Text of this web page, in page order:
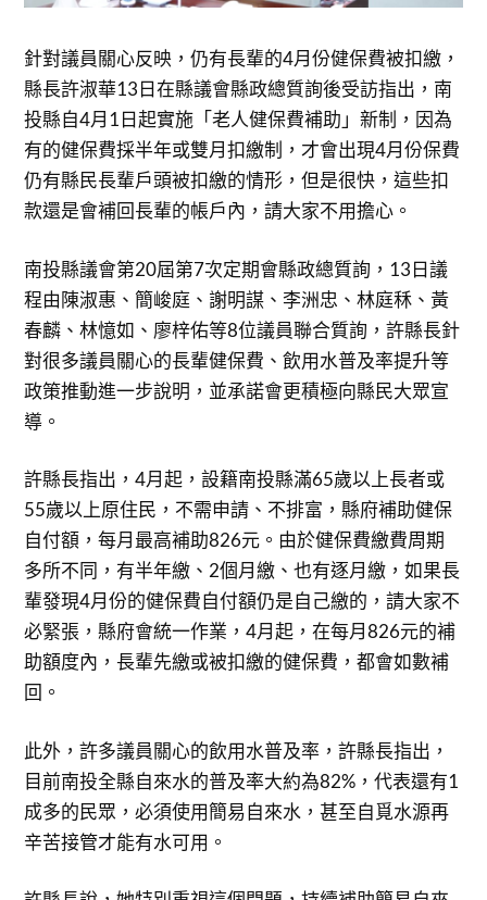
針對議員關心反映，仍有長輩的4月份健保費被扣繳，
縣長許淑華13日在縣議會縣政總質詢後受訪指出，南
投縣自4月1日起實施「老人健保費補助」新制，因為
有的健保費採半年或雙月扣繳制，才會出現4月份保費
仍有縣民長輩戶頭被扣繳的情形，但是很快，這些扣
款還是會補回長輩的帳戶內，請大家不用擔心。
南投縣議會第20屆第7次定期會縣政總質詢，13日議
程由陳淑惠、簡峻庭、謝明謀、李洲忠、林庭秝、黃
春麟、林憶如、廖梓佑等8位議員聯合質詢，許縣長針
對很多議員關心的長輩健保費、飲用水普及率提升等
政策推動進一步說明，並承諾會更積極向縣民大眾宣
導。
許縣長指出，4月起，設籍南投縣滿65歲以上長者或
55歲以上原住民，不需申請、不排富，縣府補助健保
自付額，每月最高補助826元。由於健保費繳費周期
多所不同，有半年繳、2個月繳、也有逐月繳，如果長
輩發現4月份的健保費自付額仍是自己繳的，請大家不
必緊張，縣府會統一作業，4月起，在每月826元的補
助額度內，長輩先繳或被扣繳的健保費，都會如數補
回。
此外，許多議員關心的飲用水普及率，許縣長指出，
目前南投全縣自來水的普及率大約為82%，代表還有1
成多的民眾，必須使用簡易自來水，甚至自覓水源再
辛苦接管才能有水可用。